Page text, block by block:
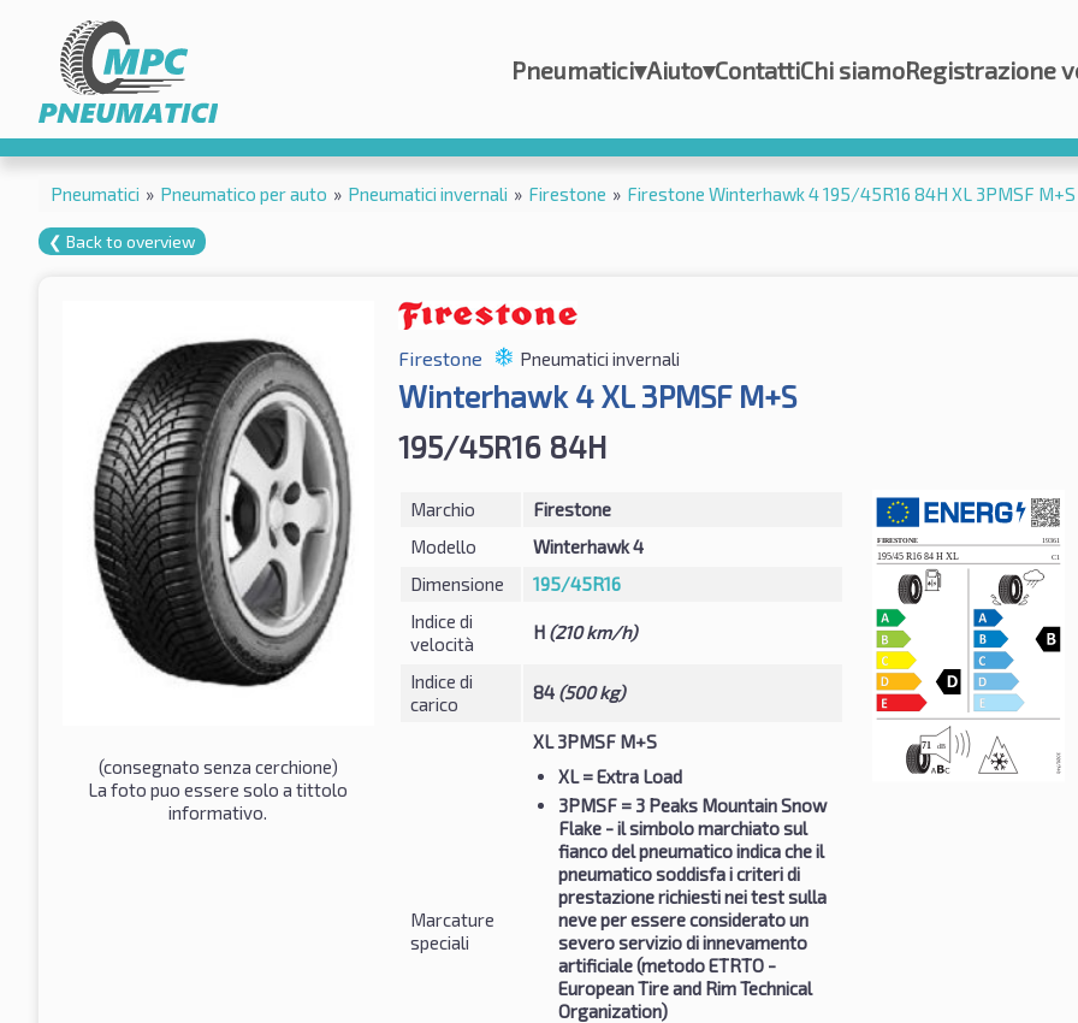
Pneumatici▾Aiuto▾ContattiChi siamoRegistrazione
Pneumatici » Pneumatico per auto » Pneumatici invernali » Firestone » Firestone Winterhawk 4 195/45R16 84H XL 3PMSF M+S
❮ Back to overview
(consegnato senza cerchione)
La foto puo essere solo a tittolo
informativo.
Firestone Pneumatici invernali
Winterhawk 4 XL 3PMSF M+S
195/45R16 84H
Marchio
Firestone
Modello
Winterhawk 4
Dimensione
195/45R16
Indice di
velocità
H (210 km/h)
Indice di
carico
84 (500 kg)
Marcature
speciali
XL 3PMSF M+S
XL= Extra Load
3PMSF= 3 Peaks Mountain Snow
Flake - il simbolo marchiato sul
fianco del pneumatico indica che il
pneumatico soddisfa i criteri di
prestazione richiesti nei test sulla
neve per essere considerato un
severo servizio di innevamento
artificiale (metodo ETRTO -
European Tire and Rim Technical
Organization)